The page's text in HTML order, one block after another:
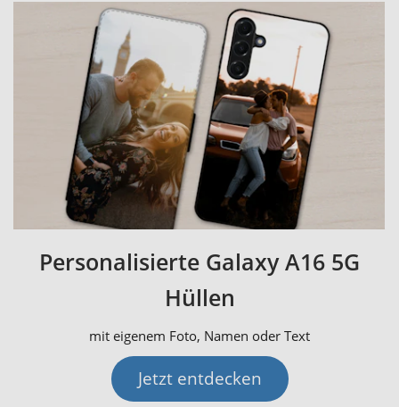
Personalisierte Galaxy A16 5G
Hüllen
mit eigenem Foto, Namen oder Text
Jetzt entdecken